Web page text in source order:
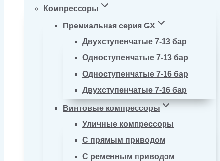
Компрессоры
Премиальная серия GX
Двухступенчатые 7-13 бар
Одноступенчатые 7-13 бар
Одноступенчатые 7-16 бар
Двухступенчатые 7-16 бар
Винтовые компрессоры
Уличные компрессоры
С прямым приводом
С ременным приводом